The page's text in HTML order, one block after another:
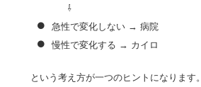
⇩
急性で変化しない → 病院
慢性で変化する → カイロ
という考え方が一つのヒントになります。